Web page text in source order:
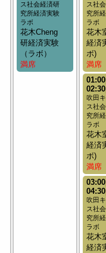
ス社会経済研
究所経済実験
ラボ
花木Cheng
研経済実験
（ラボ）
満席
ス社
究所
ラボ
花木
経済
ボ)
満席
吹田
ス社
究所
ラボ
花木
経済
ボ)
満席
吹田
ス社
究所
ラボ
花木
経済